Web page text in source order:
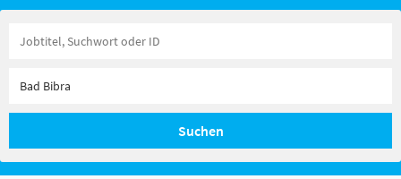
Suchen